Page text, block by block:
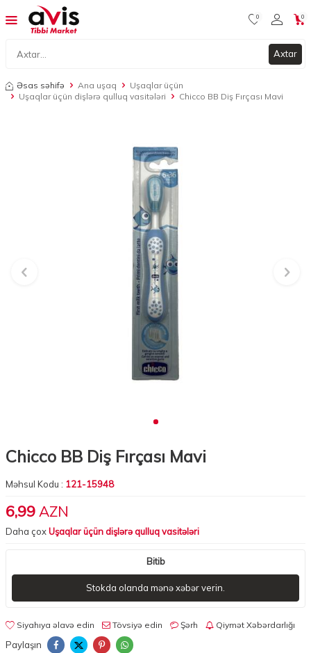
Axtar
0 0
Əsas səhifə Ana uşaq
Uşaqlar üçün
Uşaqlar üçün dişlərə qulluq vasitələri
Chicco BB Diş Fırçası Mavi
Chicco BB Diş Fırçası Mavi
Məhsul Kodu : 121-15948
6,99 AZN
Daha çoxUşaqlar üçün dişlərə qulluq vasitələri
Bitib
Stokda olanda mənə xəbər verin.
Siyahıya əlavə edin Tövsiyə edin Şərh Qiymət Xəbərdarlığı
Paylaşın